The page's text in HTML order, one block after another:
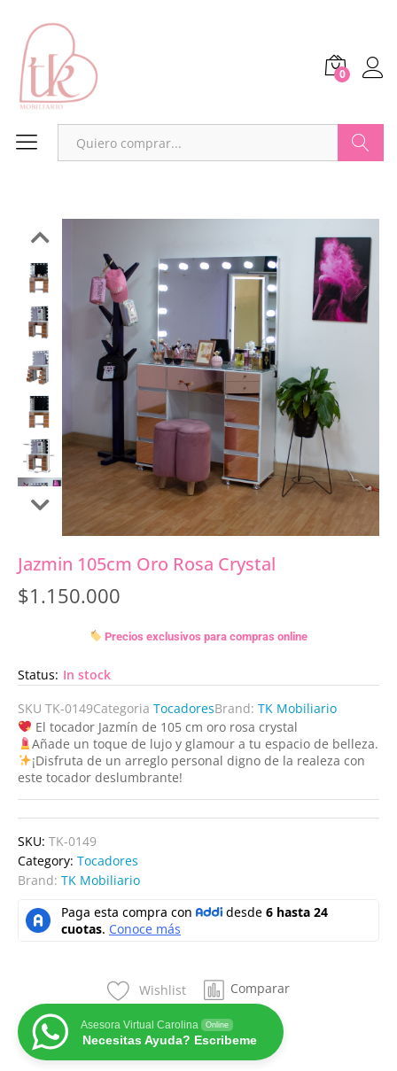
0
Jazmin 105cm Oro Rosa Crystal
$1.150.000
Precios exclusivos para compras online
Status: In stock
SKU TK-0149Categoria TocadoresBrand: TK Mobiliario
El tocador Jazmín de 105 cm oro rosa crystal
Añade un toque de lujo y glamour a tu espacio de belleza.
¡Disfruta de un arreglo personal digno de la realeza con
este tocador deslumbrante!
SKU: TK-0149
Category: Tocadores
Brand: TK Mobiliario
Wishlist Comparar
Asesora Virtual Carolina Online
Necesitas Ayuda? Escribeme